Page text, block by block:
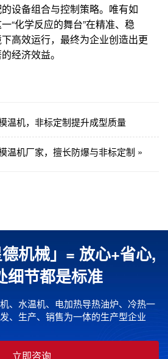
设备组合与控制策略。唯有如
“化学反应的舞台”在精准、稳
高效运行，最终为企业创造出更
经济效益。
温机，非标定制提升成型质量
温机厂家，擅长防爆与非标定制 »
机械」= 放心+省心,
细节都是标准
、水温机、电加热导热油炉、冷热一
、生产、销售为一体的生产型企业
立即咨询